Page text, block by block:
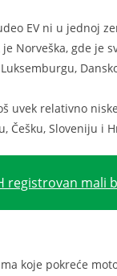
EV ni u jednoj
Norveška, gde je
uvek relativno
Češku, Sloveniju i
registrovan mali
koje pokreće